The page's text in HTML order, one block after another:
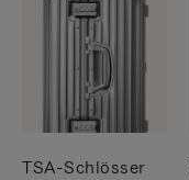
TSA-Schlösser